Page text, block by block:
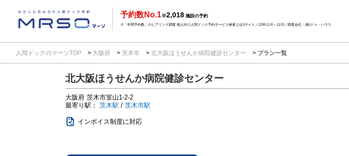
予約数No.1※2,018 施設の予約
※「年間予約数」のヒアリング調査 個人向け人間ドック予約サービス検索上位3サイト／22年11月～12月／調査会社：(株)ドゥ・ハウス
人間ドックのマーソTOP 大阪府 茨木市 北大阪ほうせんか病院健診センター プラン一覧
北大阪ほうせんか病院健診センター
大阪府 茨木市室山1-2-2
最寄り駅： 茨木駅 / 茨木市駅
インボイス制度に対応